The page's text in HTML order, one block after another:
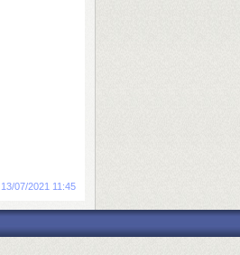
13/07/2021 11:45